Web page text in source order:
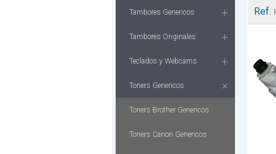
Tambores Genericos
Tambores Originales
Teclados y Webcams
Toners Genericos
Toners Brother Genericos
Toners Canon Genericos
Ref.